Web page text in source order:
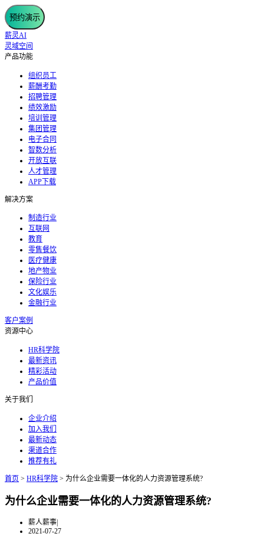
预约演示
薪灵AI
灵域空间
产品功能
组织员工
薪酬考勤
招聘管理
绩效激励
培训管理
集团管理
电子合同
智数分析
开放互联
人才管理
APP下载
解决方案
制造行业
互联网
教育
零售餐饮
医疗健康
地产物业
保险行业
文化娱乐
金融行业
客户案例
资源中心
HR科学院
最新资讯
精彩活动
产品价值
关于我们
企业介绍
加入我们
最新动态
渠道合作
推荐有礼
首页 > HR科学院 > 为什么企业需要一体化的人力资源管理系统?
为什么企业需要一体化的人力资源管理系统?
薪人薪事|
2021-07-27